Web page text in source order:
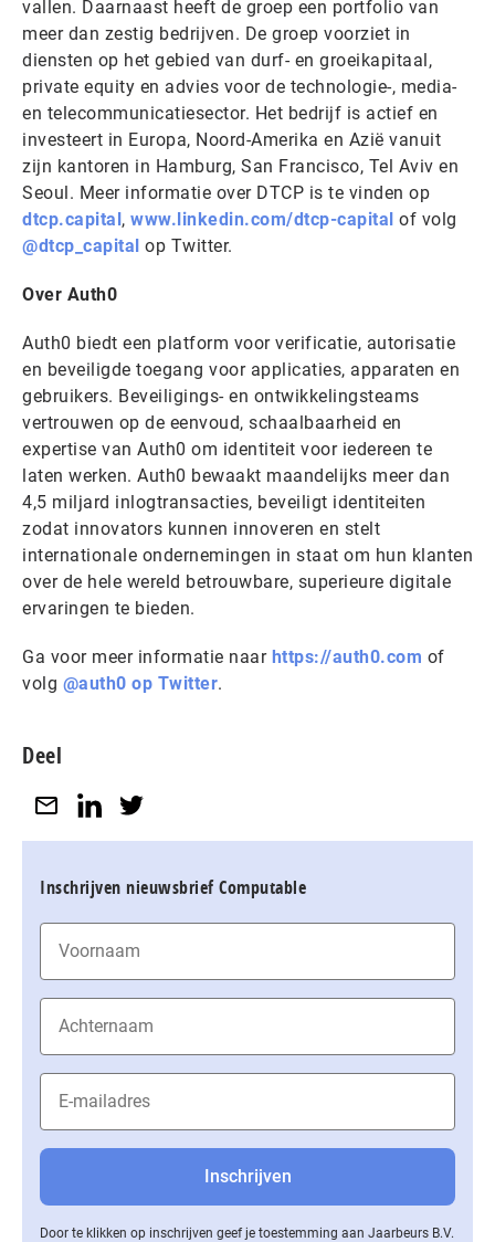
vallen. Daarnaast heeft de groep een portfolio van
meer dan zestig bedrijven. De groep voorziet in
diensten op het gebied van durf- en groeikapitaal,
private equity en advies voor de technologie-, media-
en telecommunicatiesector. Het bedrijf is actief en
investeert in Europa, Noord-Amerika en Azië vanuit
zijn kantoren in Hamburg, San Francisco, Tel Aviv en
Seoul. Meer informatie over DTCP is te vinden op
dtcp.capital, www.linkedin.com/dtcp-capital of volg
@dtcp_capital op Twitter.
Over Auth0
Auth0 biedt een platform voor verificatie, autorisatie
en beveiligde toegang voor applicaties, apparaten en
gebruikers. Beveiligings- en ontwikkelingsteams
vertrouwen op de eenvoud, schaalbaarheid en
expertise van Auth0 om identiteit voor iedereen te
laten werken. Auth0 bewaakt maandelijks meer dan
4,5 miljard inlogtransacties, beveiligt identiteiten
zodat innovators kunnen innoveren en stelt
internationale ondernemingen in staat om hun klanten
over de hele wereld betrouwbare, superieure digitale
ervaringen te bieden.
Ga voor meer informatie naar https://auth0.com of
volg @auth0 op Twitter.
Deel
Inschrijven nieuwsbrief Computable
Door te klikken op inschrijven geef je toestemming aan Jaarbeurs B.V.